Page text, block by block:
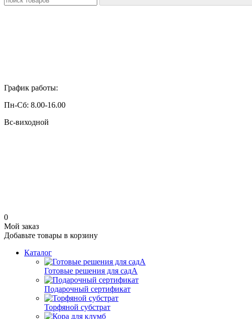
График работы:
Пн-Сб: 8.00-16.00
Вс-виходной
0
Мой заказ
Добавьте товары в корзину
Каталог
Готовые решения для садА
Подарочный сертификат
Торфяной субстрат